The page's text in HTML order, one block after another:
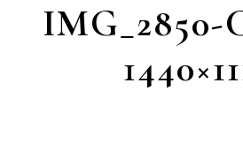
IMG_2850-